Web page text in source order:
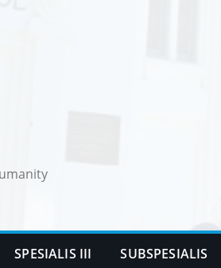
SPESIALIS III SUBSPESIALIS